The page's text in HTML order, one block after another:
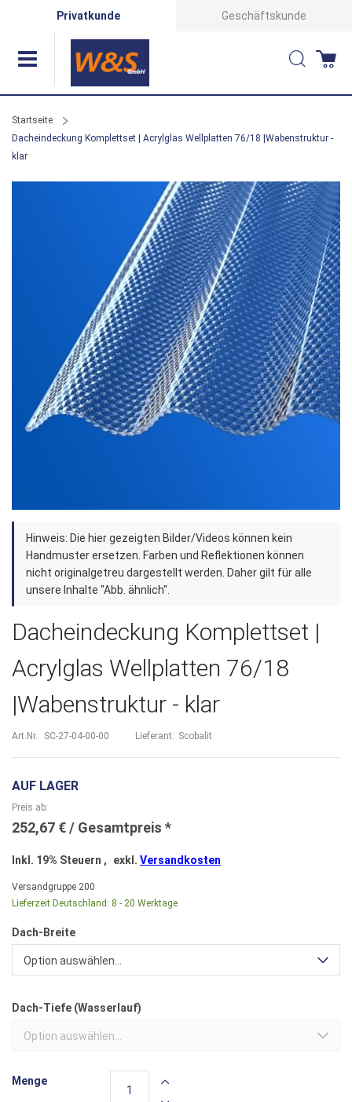
Privatkunde Geschäftskunde
Suche
Startseite
Dacheindeckung Komplettset | Acrylglas Wellplatten 76/18 |Wabenstruktur -
klar
Zum
Anfang
der
Bildergalerie
Hinweis: Die hier gezeigten Bilder/Videos können kein
Handmuster ersetzen. Farben und Reflektionen können
nicht originalgetreu dargestellt werden. Daher gilt für alle
unsere Inhalte "Abb. ähnlich".
Dacheindeckung Komplettset |
Acrylglas Wellplatten 76/18
|Wabenstruktur - klar
Art.Nr. SC-27-04-00-00 Lieferant: Scobalit
AUF LAGER
Preis ab
252,67 €
Inkl. 19% Steuern , exkl. Versandkosten
Versandgruppe 200
Lieferzeit Deutschland: 8 - 20 Werktage
Dach-Breite
Option auswählen...
Dach-Tiefe (Wasserlauf)
Option auswählen...
Menge